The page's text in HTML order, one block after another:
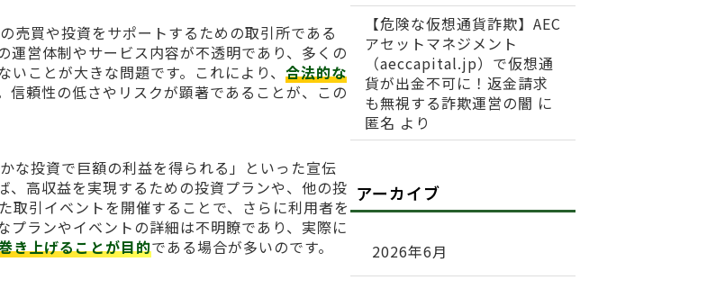
買や投資をサポートするための取引所である
営体制やサービス内容が不透明であり、多くの
ことが大きな問題です。これにより、 合法的な
信頼性の低さやリスクが顕著であることが、この
投資で巨額の利益を得られる」といった宣伝
高収益を実現するための投資プランや、他の投
取引イベントを開催することで、さらに利用者を
ランやイベントの詳細は不明瞭であり、実際に
き上げることが目的である場合が多いのです。
【危険な仮想通貨詐欺】AEC
アセットマネジメント
（aeccapital.jp）で仮想通
貨が出金不可に！返金請求
も無視する詐欺運営の闇 に
匿名 より
アーカイブ
2026年6月